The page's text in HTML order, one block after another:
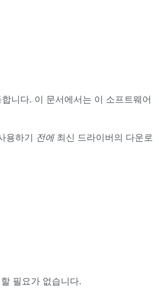
펌
를
소
니다. 이 문서에서는 이 소프트웨어
용하기 전에최신 드라이버의 다운로
필요가 없습니다.